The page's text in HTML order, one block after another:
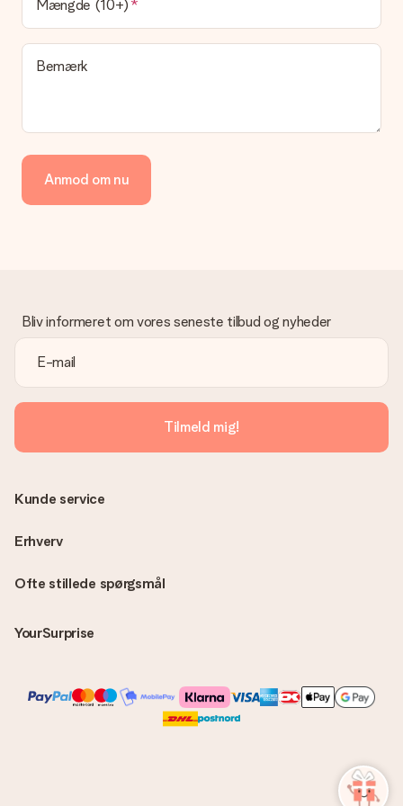
I øjeblikket er det ikke (endnu) muligt at vælge en
leveringsindstilling. Den gave, du vil bestille, sendes enten som
en pakke eller som postkasse levering. Vil du gerne vide
hvilken måde din ordre sendes på? Kontakt venligst vores
Vi tilbyder følgende betalingsmetoder: Dankort, Paypal,
kreditkort, faktura via Klarna eller bankoverførsel. I tilfælde af
manuel betaling overførsel, skal du tage højde for en ekstra 3
venligst vores kundeservice, de hjælper gerne med at finde en
passende løsning.
Er fakturaen sendt sammen med ordren?
Ingen faktura sendes med din ordre. Du modtager altid
fakturaen i bekræftelsesemailen, og du kan altid finde den i din
MySurprise-konto. Det betyder at du kan få gaven leveret
direkte til modtageren, hvilket gør det til en sand
overraskelse!
Mængde (10+)
Bemærk
Anmod om nu
Bliv informeret om vores seneste tilbud og nyheder
Tilmeld mig!
Ofte stillede spørgsmål
YourSurprise
Kunde service
Erhverv